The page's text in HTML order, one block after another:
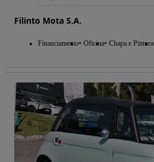
Filinto Mota S.A.
Financiamento Oficina Chapa e Pintura